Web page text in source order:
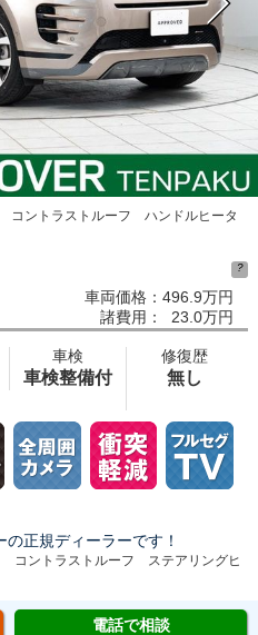
ントラストルーフ ハンドルヒータ
車両価格：
諸費用：
496.9万円
23.0万円
?
車検
車検整備付
修復歴
無し
正規ディーラーです！
コントラストルーフ ステアリングヒ
電話で相談